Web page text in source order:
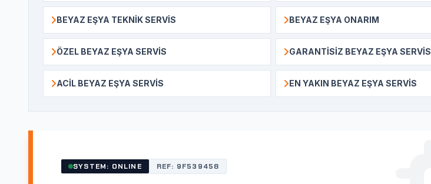
BEYAZ EŞYA TEKNIK SERVIS BEYAZ EŞYA ONARIM
ÖZEL BEYAZ EŞYA SERVIS GARANTISIZ BEYAZ EŞYA SERVIS
ACIL BEYAZ EŞYA SERVIS EN YAKIN BEYAZ EŞYA SERVIS
SYSTEM: ONLINE REF: 9F539458